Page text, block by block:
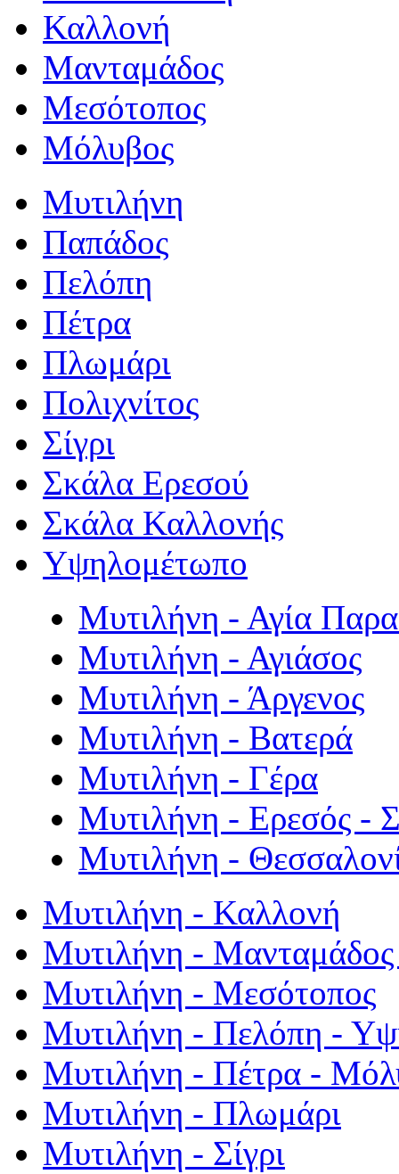
Καλλονή
Μανταμάδος
Μεσότοπος
Μόλυβος
Μυτιλήνη
Παπάδος
Πελόπη
Πέτρα
Πλωμάρι
Πολιχνίτος
Σίγρι
Σκάλα Ερεσού
Σκάλα Καλλονής
Υψηλομέτωπο
Μυτιλήνη - Αγία
Μυτιλήνη - Αγιάσος
Μυτιλήνη - Άργενος
Μυτιλήνη - Βατερά
Μυτιλήνη - Γέρα
Μυτιλήνη - Ερεσός -
Μυτιλήνη -
Μυτιλήνη - Καλλονή
Μυτιλήνη - Μανταμάδος
Μυτιλήνη - Μεσότοπος
Μυτιλήνη - Πελόπη -
Μυτιλήνη - Πέτρα -
Μυτιλήνη - Πλωμάρι
Μυτιλήνη - Σίγρι